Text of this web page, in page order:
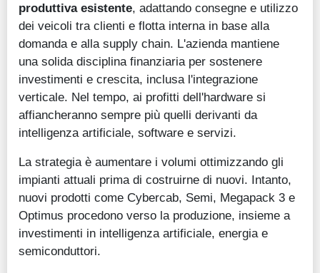
produttiva esistente, adattando consegne e utilizzo
dei veicoli tra clienti e flotta interna in base alla
domanda e alla supply chain. L'azienda mantiene
una solida disciplina finanziaria per sostenere
investimenti e crescita, inclusa l'integrazione
verticale. Nel tempo, ai profitti dell'hardware si
affiancheranno sempre più quelli derivanti da
intelligenza artificiale, software e servizi.
La strategia è aumentare i volumi ottimizzando gli
impianti attuali prima di costruirne di nuovi. Intanto,
nuovi prodotti come Cybercab, Semi, Megapack 3 e
Optimus procedono verso la produzione, insieme a
investimenti in intelligenza artificiale, energia e
semiconduttori.